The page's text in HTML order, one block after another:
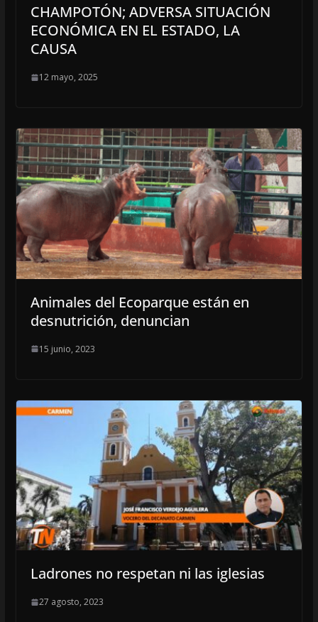
CHAMPOTÓN; ADVERSA SITUACIÓN
ECONÓMICA EN EL ESTADO, LA
CAUSA
12 mayo, 2025
Animales del Ecoparque están en
desnutrición, denuncian
15 junio, 2023
Ladrones no respetan ni las iglesias
27 agosto, 2023